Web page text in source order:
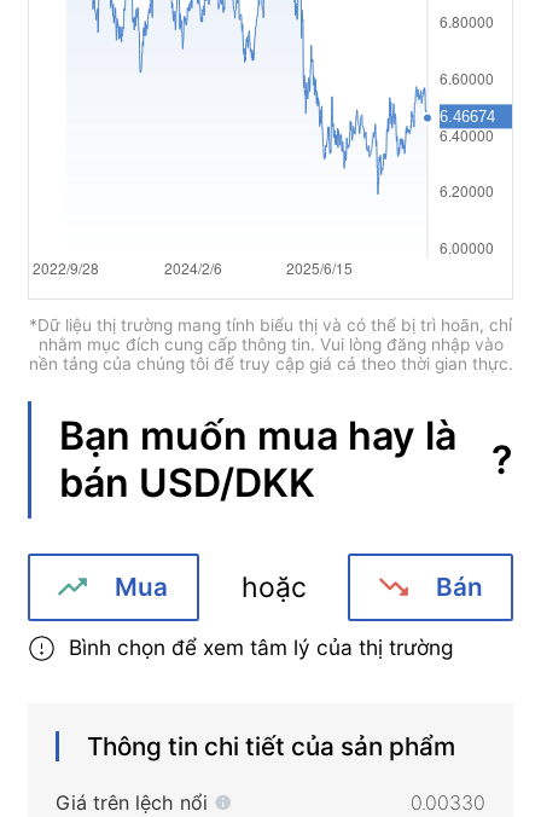
Tiếng việt
Bahasa Indonesia
Bahasa Melayu
*Dữ liệu thị trường mang tính biểu thị và có thể bị trì hoãn, chỉ
nhằm mục đích cung cấp thông tin. Vui lòng đăng nhập vào
nền tảng của chúng tôi để truy cập giá cả theo thời gian thực.
Bạn muốn mua hay là
bán USD/DKK ?
Mua hoặc Bán
Bình chọn để xem tâm lý của thị trường
Thông tin chi tiết của sản phẩm
Giá trên lệch nổi 0.00330